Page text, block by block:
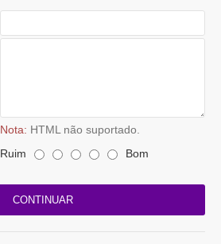
Nota: HTML não suportado.
Ruim Bom
CONTINUAR